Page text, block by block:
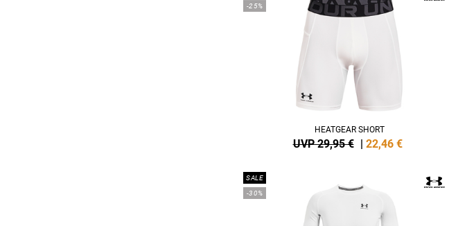
-25%
HEATGEAR SHORT
UVP 29,95 € | 22,46 €
SALE
-30%